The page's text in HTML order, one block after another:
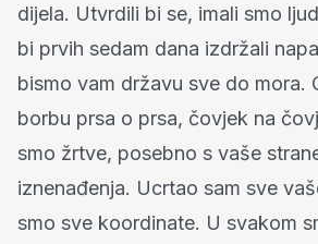
dijela. Utvrdili bi se, imali smo
bi prvih sedam dana izdržali
bismo vam državu sve do mora.
borbu prsa o prsa, čovjek na
smo žrtve, posebno s vaše
iznenađenja. Ucrtao sam sve
smo sve koordinate. U svakom